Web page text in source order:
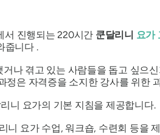
서 진행되는 220시간 쿤달리니 요가
줍니다 .
나 겪고 있는 사람들을 돕고 싶으
정은 자격증을 소지한 강사를 위한
니 요가의 기본 지침을 제공합니다.
니 요가 수업, 워크숍, 수련회 등을